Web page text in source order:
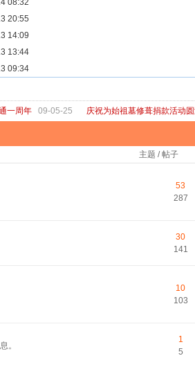
远在天堂的父亲——胡棉创
08:32
“金鸡落洋”祖坟复原修缮的倡议
20:55
祖祠
14:09
氏二世祖祠
13:44
、家庙
09:34
一周年 09-05-25 庆祝为始祖墓修葺捐款活动
主题 / 帖子
53
287
30
141
10
103
。
1
5